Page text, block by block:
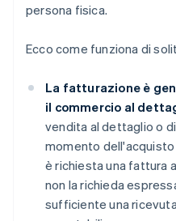
persona fisica.
Ecco come funziona di
La fatturazione è
il commercio al
vendita al dettaglio o
momento
è richiesta una fattura
non la richieda
sufficiente una